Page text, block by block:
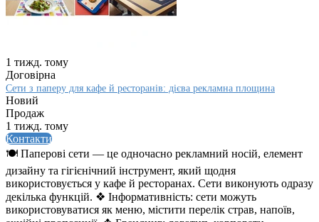
1 тижд. тому
Договірна
Сети з паперу для кафе й ресторанів: дієва рекламна площина
Новий
Продаж
1 тижд. тому
Контакти
🍽️ Паперові сети — це одночасно рекламний носій, елемент
дизайну та гігієнічний інструмент, який щодня
використовується у кафе й ресторанах. Сети виконують одразу
декілька функцій. ❖ Інформативність: сети можуть
використовуватися як меню, містити перелік страв, напоїв,